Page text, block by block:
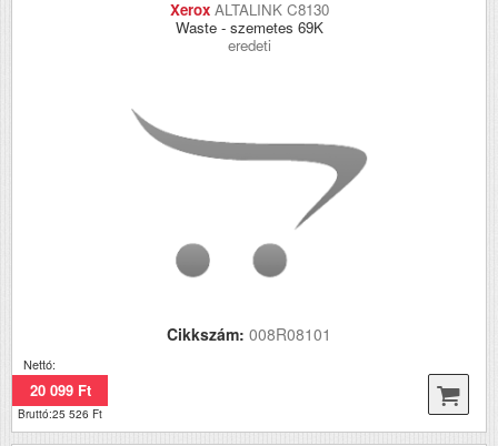
Xerox ALTALINK C8130
Waste - szemetes 69K
eredeti
Cikkszám: 008R08101
Nettó:
20 099 Ft
Bruttó:25 526 Ft